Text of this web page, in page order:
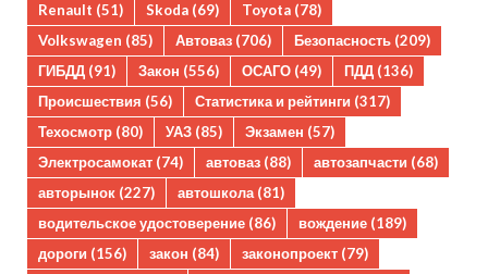
Renault (51) Skoda (69) Toyota (78)
Volkswagen (85) Автоваз (706) Безопасность (209)
ГИБДД (91) Закон (556) ОСАГО (49) ПДД (136)
Происшествия (56) Статистика и рейтинги (317)
Техосмотр (80) УАЗ (85) Экзамен (57)
Электросамокат (74) автоваз (88) автозапчасти (68)
авторынок (227) автошкола(81)
водительское удостоверение (86) вождение (189)
дороги (156) закон (84) законопроект (79)